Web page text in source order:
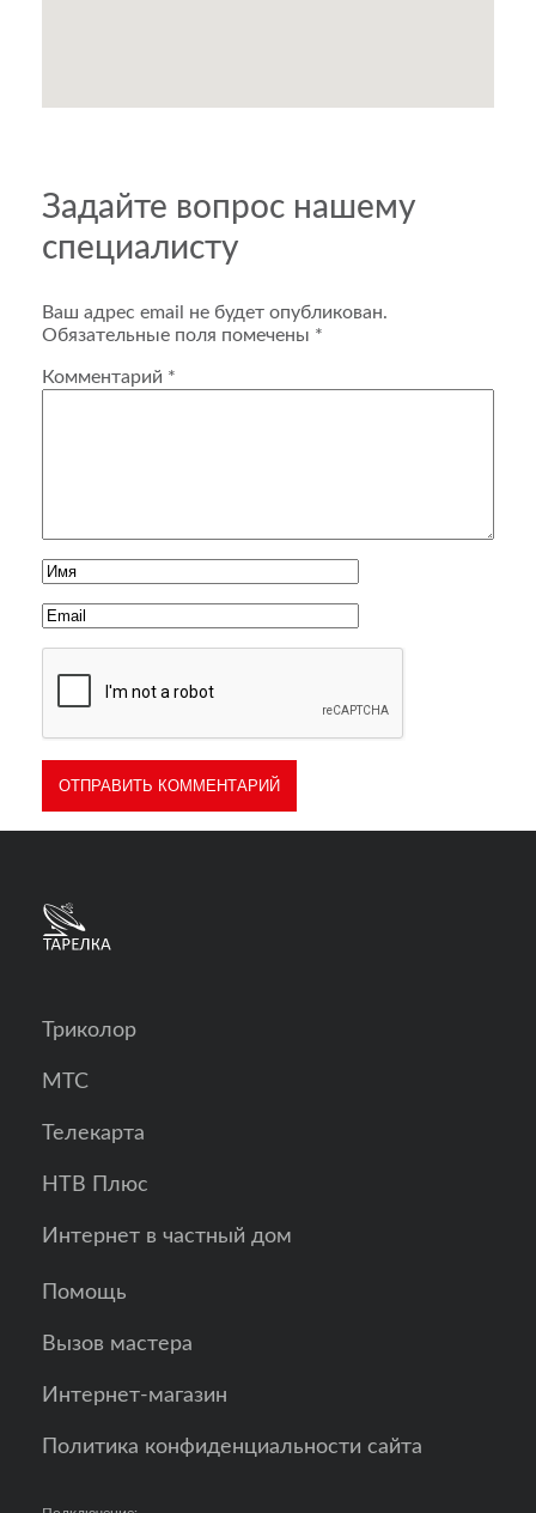
Задайте вопрос нашему
специалисту
Ваш адрес email не будет опубликован.
Обязательные поля помечены *
Комментарий *
Триколор
МТС
Телекарта
НТВ Плюс
Интернет в частный дом
Помощь
Вызов мастера
Интернет-магазин
Политика конфиденциальности сайта